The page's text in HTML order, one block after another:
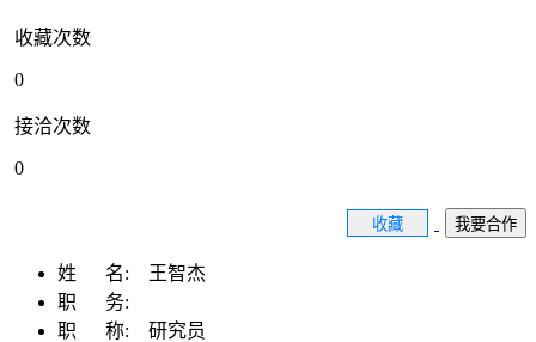
收藏次数
0
接洽次数
0
收藏 我要合作
姓 名:
王智杰
职 务:
职 称: 研究员